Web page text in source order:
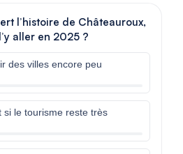
l’histoire de Châteauroux,
aller en 2025 ?
des villes encore peu
si le tourisme reste très